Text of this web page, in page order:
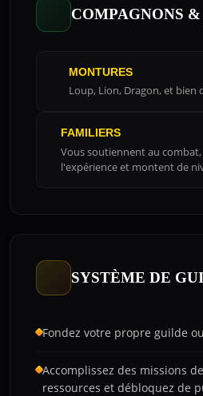
COMPAGNONS
MONTURES
Loup, Lion, Dragon, et bien
FAMILIERS
Vous soutiennent au
l'expérience et montent de
SYSTÈME DE
Fondez votre propre guilde
Accomplissez des missions
ressources et débloquez de